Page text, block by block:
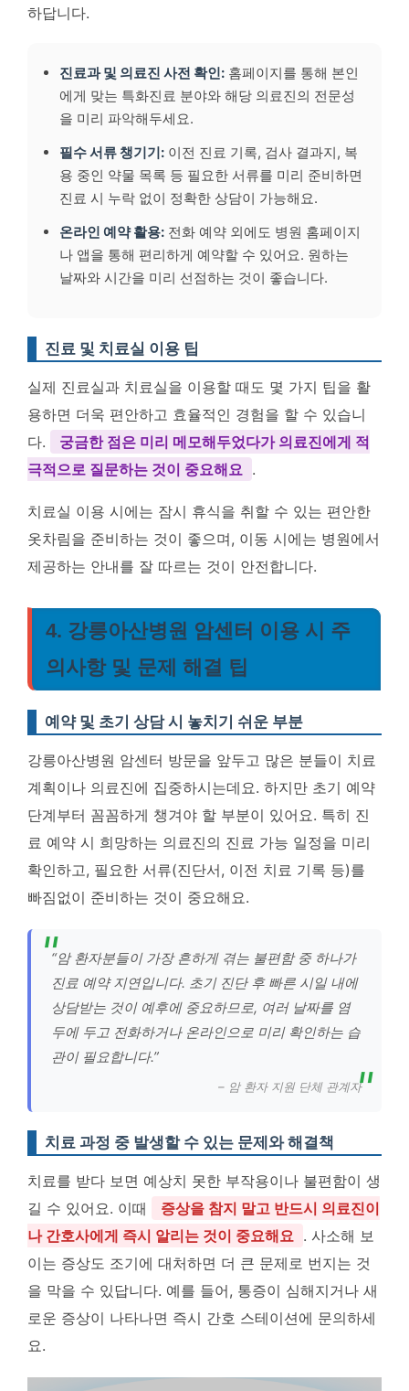
하답니다.
진료과 및 의료진 사전 확인: 홈페이지를 통해 본인
에게 맞는 특화진료 분야와 해당 의료진의 전문성
을 미리 파악해두세요.
필수 서류 챙기기: 이전 진료 기록, 검사 결과지, 복
용 중인 약물 목록 등 필요한 서류를 미리 준비하면
진료 시 누락 없이 정확한 상담이 가능해요.
온라인 예약 활용: 전화 예약 외에도 병원 홈페이지
나 앱을 통해 편리하게 예약할 수 있어요. 원하는
날짜와 시간을 미리 선점하는 것이 좋습니다.
진료 및 치료실 이용 팁
실제 진료실과 치료실을 이용할 때도 몇 가지 팁을 활
용하면 더욱 편안하고 효율적인 경험을 할 수 있습니
다.
궁금한 점은 미리 메모해두었다가 의료진에게 적
극적으로 질문하는 것이 중요해요 .
치료실 이용 시에는 잠시 휴식을 취할 수 있는 편안한
옷차림을 준비하는 것이 좋으며, 이동 시에는 병원에서
제공하는 안내를 잘 따르는 것이 안전합니다.
4. 강릉아산병원 암센터 이용 시 주
의사항 및 문제 해결 팁
예약 및 초기 상담 시 놓치기 쉬운 부분
강릉아산병원 암센터 방문을 앞두고 많은 분들이 치료
계획이나 의료진에 집중하시는데요. 하지만 초기 예약
단계부터 꼼꼼하게 챙겨야 할 부분이 있어요. 특히 진
료 예약 시 희망하는 의료진의 진료 가능 일정을 미리
확인하고, 필요한 서류(진단서, 이전 치료 기록 등)를
빠짐없이 준비하는 것이 중요해요.
“암 환자분들이 가장 흔하게 겪는 불편함 중 하나가
진료 예약 지연입니다. 초기 진단 후 빠른 시일 내에
상담받는 것이 예후에 중요하므로, 여러 날짜를 염
두에 두고 전화하거나 온라인으로 미리 확인하는 습
관이 필요합니다.”
– 암 환자 지원 단체 관계자
치료 과정 중 발생할 수 있는 문제와 해결책
치료를 받다 보면 예상치 못한 부작용이나 불편함이 생
길 수 있어요. 이때
증상을 참지 말고 반드시 의료진이
나 간호사에게 즉시 알리는 것이 중요해요 . 사소해 보
이는 증상도 조기에 대처하면 더 큰 문제로 번지는 것
을 막을 수 있답니다. 예를 들어, 통증이 심해지거나 새
로운 증상이 나타나면 즉시 간호 스테이션에 문의하세
요.